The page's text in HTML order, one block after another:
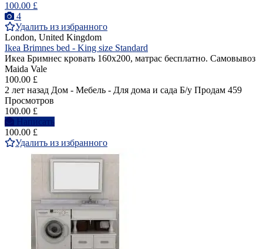
100.00 £
4
Удалить из избранного
London, United Kingdom
Ikea Brimnes bed - King size Standard
Икеа Бримнес кровать 160х200, матрас бесплатно. Самовывоз
Maida Vale
100.00 £
2 лет назад Дом - Мебель - Для дома и сада Б/у Продам 459
Просмотров
100.00 £
Написать
100.00 £
Удалить из избранного